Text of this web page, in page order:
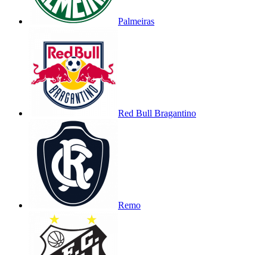
Palmeiras
Red Bull Bragantino
Remo